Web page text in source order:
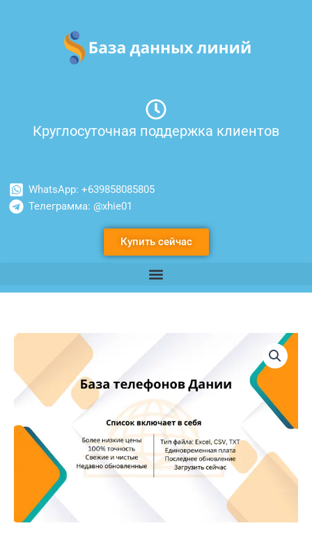
содержимому
Круглосуточная поддержка клиентов
WhatsApp: +639858085805
Телеграмма: @xhie01
Купить сейчас
Количество
телефонов
Дании
на
миллионов